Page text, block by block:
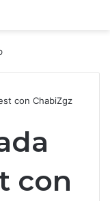
con ChabiZgz
con